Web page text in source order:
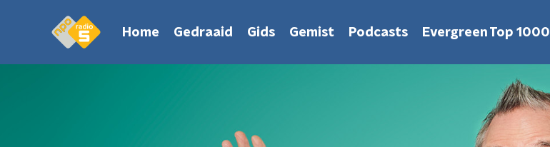
Home Gedraaid Gids Gemist Podcasts Evergreen Top 1000